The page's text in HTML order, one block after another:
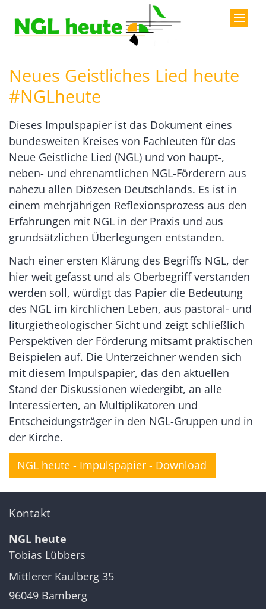
Neues Geistliches Lied heute
#NGLheute
Dieses Impulspapier ist das Dokument eines
bundesweiten Kreises von Fachleuten für das
Neue Geistliche Lied (NGL) und von haupt-,
neben- und ehrenamtlichen NGL-Förderern aus
nahezu allen Diözesen Deutschlands. Es ist in
einem mehrjährigen Reflexionsprozess aus den
Erfahrungen mit NGL in der Praxis und aus
grundsätzlichen Überlegungen entstanden.
Nach einer ersten Klärung des Begriffs NGL, der
hier weit gefasst und als Oberbegriff verstanden
werden soll, würdigt das Papier die Bedeutung
des NGL im kirchlichen Leben, aus pastoral- und
liturgietheologischer Sicht und zeigt schließlich
Perspektiven der Förderung mitsamt praktischen
Beispielen auf. Die Unterzeichner wenden sich
mit diesem Impulspapier, das den aktuellen
Stand der Diskussionen wiedergibt, an alle
Interessierten, an Multiplikatoren und
Entscheidungsträger in den NGL-Gruppen und in
der Kirche.
NGL heute - Impulspapier - Download
Kontakt
NGL heute
Tobias Lübbers
Mittlerer Kaulberg 35
96049 Bamberg